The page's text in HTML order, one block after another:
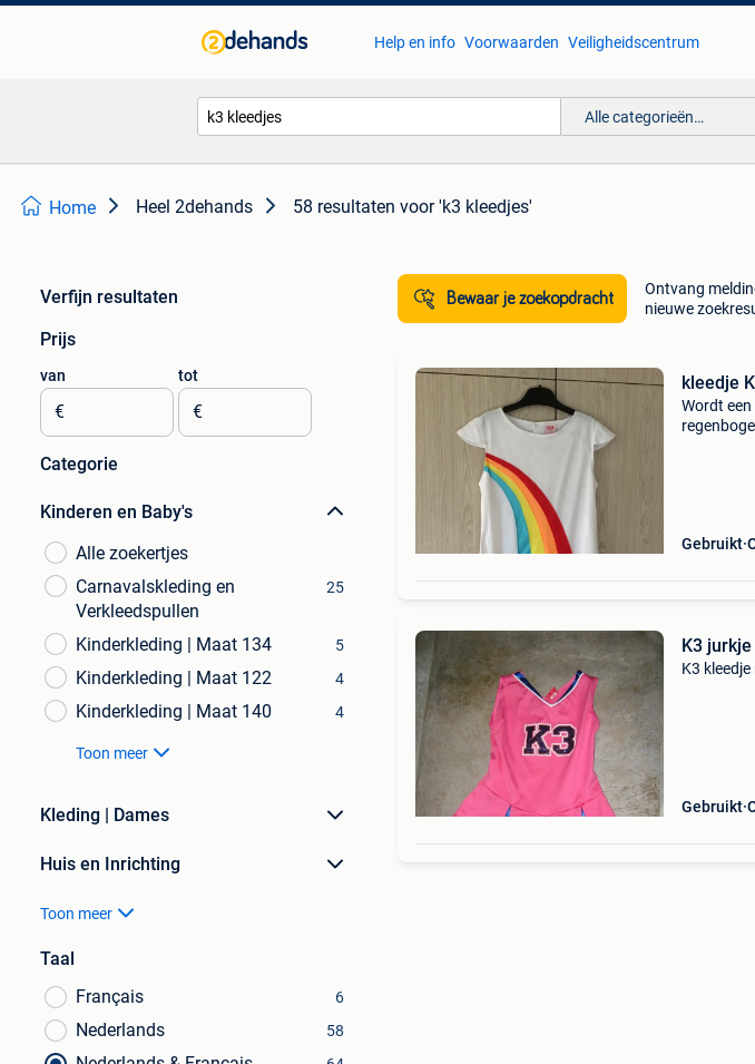
Help en info Voorwaarden Veiligheidscentrum
Alle categorieën…
Home Heel 2dehands 58 resultaten voor 'k3 kleedjes'
Verfijn resultaten
Prijs
van
€
tot
€
Categorie
Kinderen en Baby's
Alle zoekertjes
Carnavalskleding en
Verkleedspullen
25
Kinderkleding | Maat 134 5
Kinderkleding | Maat 122 4
Kinderkleding | Maat 140 4
Toon meer
Kleding | Dames
Huis en Inrichting
Toon meer
Taal
Français
6
Nederlands 58
Bewaar je zoekopdracht
Ontvang
nieuwe
kleedje
Wordt
Gebruikt
K3
K3
Gebruikt